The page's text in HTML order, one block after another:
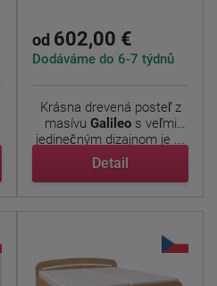
od 602,00 €
Dodáváme do 6-7 týdnů
Krásna drevená posteľ z
masívu Galileos veľmi
jedinečným dizajnom je ...
Detail